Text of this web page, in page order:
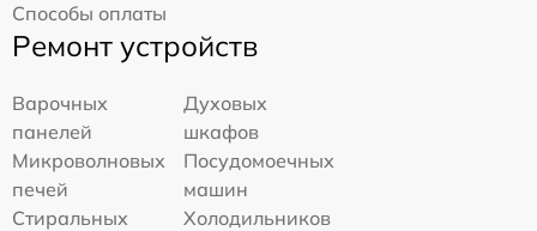
Способы оплаты
Ремонт устройств
Варочных
панелей
Духовых
шкафов
Микроволновых
печей
Посудомоечных
машин
Стиральных
Холодильников